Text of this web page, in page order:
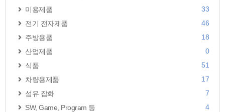
미용제품
33
전기 전자제품
46
주방용품
18
산업제품
0
식품
51
차량용제품
17
섬유 잡화
7
SW, Game, Program 등
4